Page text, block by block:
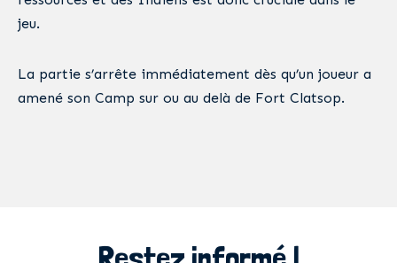
jeu.
La partie s’arrête immédiatement dès qu’un joueur a
amené son Camp sur ou au delà de Fort Clatsop.